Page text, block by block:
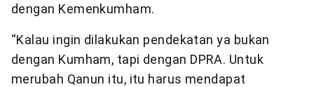
dengan Kemenkumham.
“Kalau ingin dilakukan pendekatan ya bukan
dengan Kumham, tapi dengan DPRA. Untuk
merubah Qanun itu, itu harus mendapat